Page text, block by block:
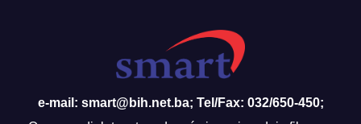
e-mail: smart@bih.net.ba; Tel/Fax: 032/650-450;